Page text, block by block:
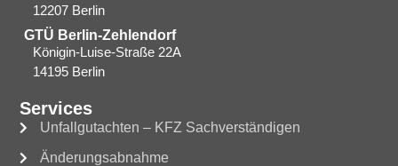
12207 Berlin
GTÜ Berlin-Zehlendorf
Königin-Luise-Straße 22A
14195 Berlin
Services
Unfallgutachten – KFZ Sachverständigen
Änderungsabnahme